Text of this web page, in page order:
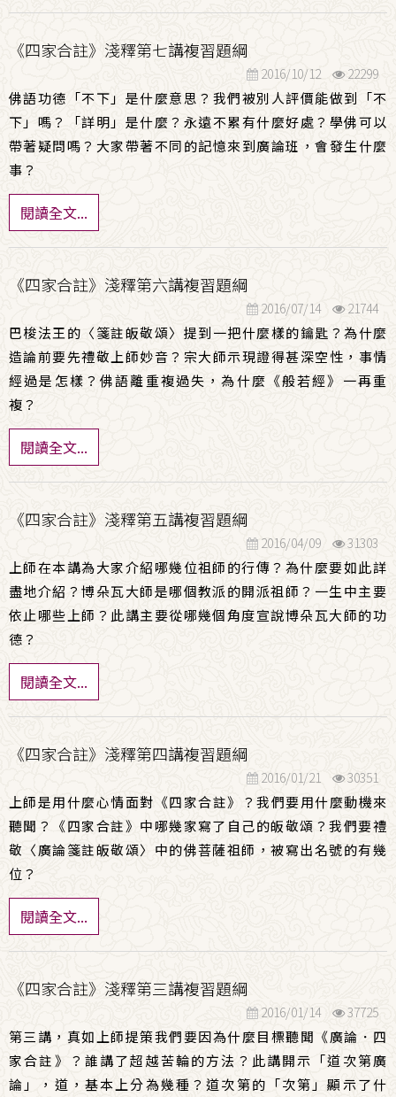
《四家合註》淺釋第七講複習題綱
2016/10/12 22299
佛語功德「不下」是什麼意思？我們被別人評價能做到「不
下」嗎？「詳明」是什麼？永遠不累有什麼好處？學佛可以
帶著疑問嗎？大家帶著不同的記憶來到廣論班，會發生什麼
事？
閱讀全文...
《四家合註》淺釋第六講複習題綱
2016/07/14 21744
巴梭法王的〈箋註皈敬頌〉提到一把什麼樣的鑰匙？為什麼
造論前要先禮敬上師妙音？宗大師示現證得甚深空性，事情
經過是怎樣？佛語離重複過失，為什麼《般若經》一再重
複？
閱讀全文...
《四家合註》淺釋第五講複習題綱
2016/04/09 31303
上師在本講為大家介紹哪幾位祖師的行傳？ 為什麼要如此詳
盡地介紹？博朵瓦大師是哪個教派的開派祖師？ 一生中主要
依止哪些上師？ 此講主要從哪幾個角度宣說博朵瓦大師的功
德？
閱讀全文...
《四家合註》淺釋第四講複習題綱
2016/01/21 30351
上師是用什麼心情面對《四家合註》？我們要用什麼動機來
聽聞？《四家合註》中哪幾家寫了自己的皈敬頌？我們要禮
敬〈廣論箋註皈敬頌〉中的佛菩薩祖師，被寫出名號的有幾
位？
閱讀全文...
《四家合註》淺釋第三講複習題綱
2016/01/14 37725
第三講，真如上師提策我們要因為什麼目標聽聞《廣論．四
家合註》？誰講了超越苦輪的方法？此講開示「道次第廣
論」，道，基本上分為幾種？道次第的「次第」顯示了什